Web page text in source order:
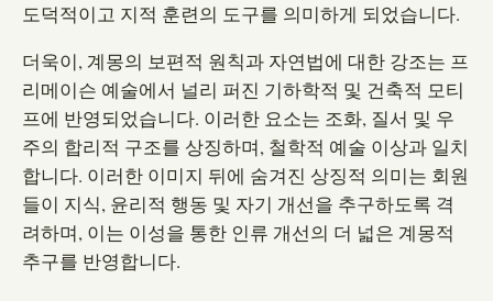
도덕적이고 지적 훈련의 도구를 의미하게 되었습니다.
더욱이, 계몽의 보편적 원칙과 자연법에 대한 강조는 프
리메이슨 예술에서 널리 퍼진 기하학적 및 건축적 모티
프에 반영되었습니다. 이러한 요소는 조화, 질서 및 우
주의 합리적 구조를 상징하며, 철학적 예술 이상과 일치
합니다. 이러한 이미지 뒤에 숨겨진 상징적 의미는 회원
들이 지식, 윤리적 행동 및 자기 개선을 추구하도록 격
려하며, 이는 이성을 통한 인류 개선의 더 넓은 계몽적
추구를 반영합니다.